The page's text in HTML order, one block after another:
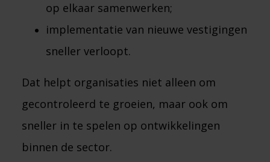
op elkaar samenwerken;
implementatie van nieuwe vestigingen
sneller verloopt.
Dat helpt organisaties niet alleen om
gecontroleerd te groeien, maar ook om
sneller in te spelen op ontwikkelingen
binnen de sector.